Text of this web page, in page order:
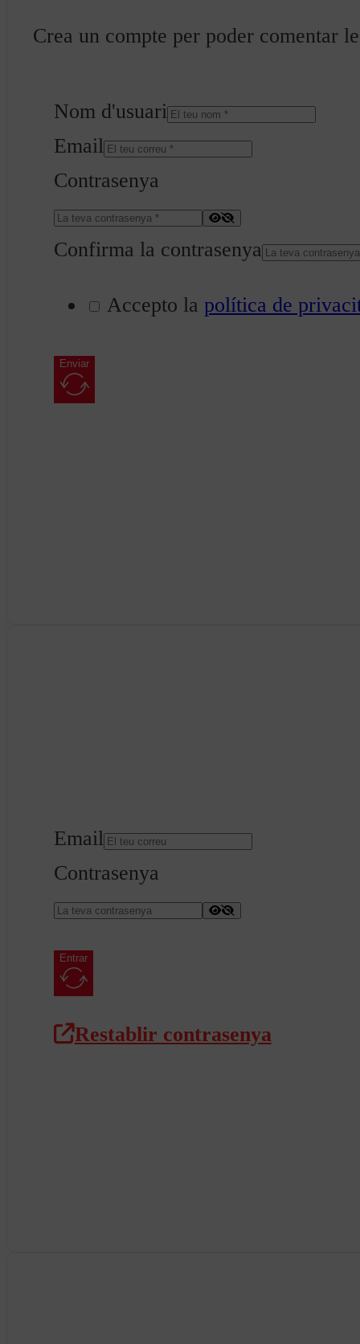
Crea un compte per poder comentar
Nom d'usuari
Email
Contrasenya
Confirma la contrasenya
Accepto la política de
Enviar
Email
Contrasenya
Entrar
Restablir contrasenya